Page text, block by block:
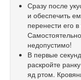
Сразу после
и обеспечить
перенести его
недопустимо!
В первые
раскройте
яд ртом.